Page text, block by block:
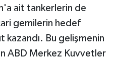
ait tankerlerin de
gemilerin hedef
kazandı. Bu gelişmenin
ABD Merkez Kuvvetler